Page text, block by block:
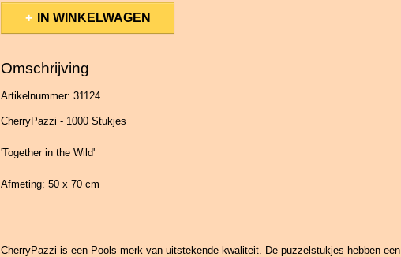
IN WINKELWAGEN
Omschrijving
Artikelnummer: 31124
CherryPazzi - 1000 Stukjes
'Together in the Wild'
Afmeting: 50 x 70 cm
CherryPazzi is een Pools merk van uitstekende kwaliteit. De puzzelstukjes hebben een